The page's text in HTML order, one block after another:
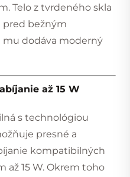
Telo z tvrdeného skla
pred bežným
mu dodáva moderný
až 15 W
s technológiou
presné a
kompatibilných
až 15 W. Okrem toho